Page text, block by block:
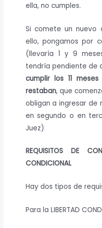
ella, no cumples.
Si comete un nuevo
ello, pongamos por
(llevaría 1 y 9
tendría pendiente de
cumplir los 11
restaban, que
obligan a ingresar de
en segundo o en
Juez)
REQUISITOS DE
CONDICIONAL
Hay dos tipos de
Para la LIBERTAD